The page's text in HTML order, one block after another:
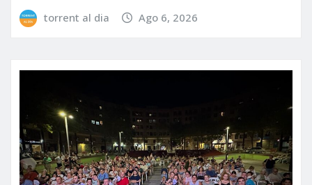
torrent al dia Ago 6, 2026